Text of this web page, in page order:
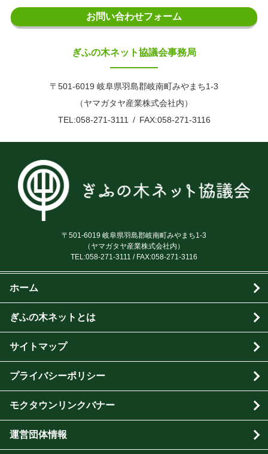
お問い合わせフォーム
ぎふの木ネット協議会事務局
〒501-6019 岐阜県羽島郡岐南町みやまち1-3
（ヤマガタヤ産業株式会社内）
TEL:058-271-3111
FAX:058-271-3116
〒501-6019 岐阜県羽島郡岐南町みやまち1-3
（ヤマガタヤ産業株式会社内）
TEL:058-271-3111 / FAX:058-271-3116
ホーム
ぎふの木ネットとは
サイトマップ
プライバシーポリシー
モクタウンリンクバナー
運営団体情報